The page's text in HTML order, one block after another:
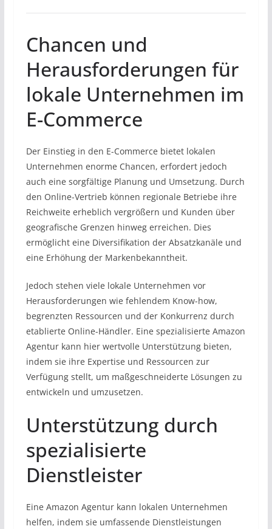
Chancen und
Herausforderungen für
lokale Unternehmen im
E-Commerce
Der Einstieg in den E-Commerce bietet lokalen
Unternehmen enorme Chancen, erfordert jedoch
auch eine sorgfältige Planung und Umsetzung. Durch
den Online-Vertrieb können regionale Betriebe ihre
Reichweite erheblich vergrößern und Kunden über
geografische Grenzen hinweg erreichen. Dies
ermöglicht eine Diversifikation der Absatzkanäle und
eine Erhöhung der Markenbekanntheit.
Jedoch stehen viele lokale Unternehmen vor
Herausforderungen wie fehlendem Know-how,
begrenzten Ressourcen und der Konkurrenz durch
etablierte Online-Händler. Eine spezialisierte Amazon
Agentur kann hier wertvolle Unterstützung bieten,
indem sie ihre Expertise und Ressourcen zur
Verfügung stellt, um maßgeschneiderte Lösungen zu
entwickeln und umzusetzen.
Unterstützung durch
spezialisierte
Dienstleister
Eine Amazon Agentur kann lokalen Unternehmen
helfen, indem sie umfassende Dienstleistungen